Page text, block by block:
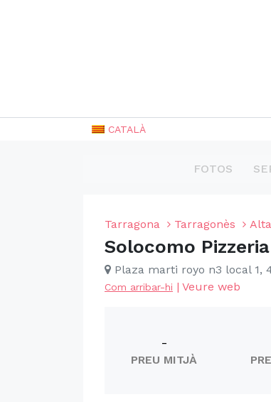
CATALÀ
FOTOS
Tarragona Tarragonès
Solocomo Pizzeria
Plaza marti royo n3 local 1,
Com arribar-hi | Veure web
-
PREU MITJÀ